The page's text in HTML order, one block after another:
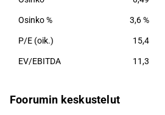
Osinko % 3,6 %
P/E (oik.) 15,4
EV/EBITDA 11,3
Foorumin keskustelut